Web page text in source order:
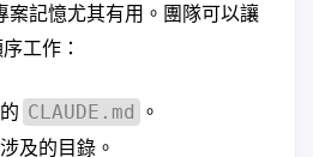
案記憶尤其有用。團隊可以讓
工作：
CLAUDE.md 。
及的目錄。